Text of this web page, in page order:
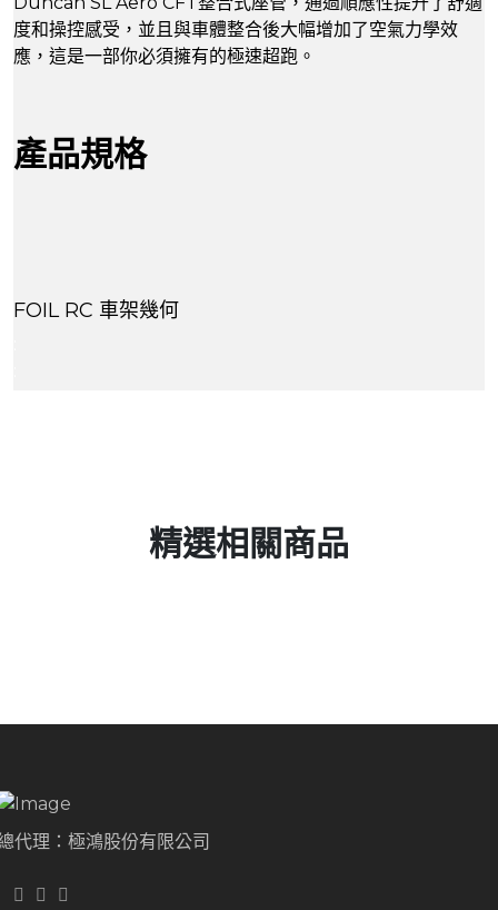
度和操控感受，並且與車體整合後大幅增加了空氣力學效
應，這是一部你必須擁有的極速超跑。
產品規格
FOIL RC 車架幾何
精選相關商品
代理：極鴻股份有限公司